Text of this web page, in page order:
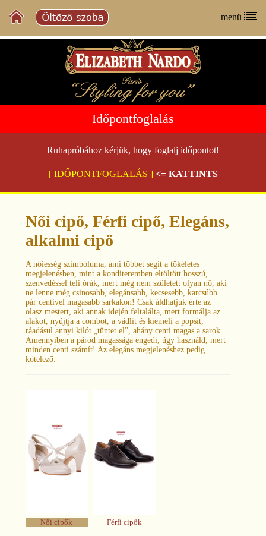
menü
Időpontfoglalás
Ruhapróbához kérjük, hogy foglalj időpontot!
[ IDŐPONTFOGLALÁS ] <= KATTINTS
Női cipő, Férfi cipő, Elegáns,
alkalmi cipő
A nőiesség szimbóluma, ami többet segít a tökéletes
megjelenésben, mint a konditeremben eltöltött hosszú,
szenvedéssel teli órák, mert még nem született olyan nő, aki
ne lenne még csinosabb, elegánsabb, kecsesebb, karcsúbb
pár centivel magasabb sarkakon! Csak áldhatjuk érte az
olasz mestert, aki annak idején feltalálta, mert formálja az
alakot, nyújtja a combot, a vádlit és kiemeli a popsit,
ráadásul annyi kilót „tüntet el”, ahány centi magas a sarok.
Amennyiben a párod magassága engedi, úgy használd, mert
minden centi számít! Az elegáns megjelenéshez pedig
kötelező.
Női cipők Férfi cipők